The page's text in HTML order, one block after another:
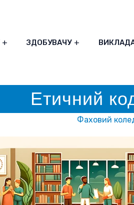
ЗДОБУВАЧУ
Етичний
Фаховий